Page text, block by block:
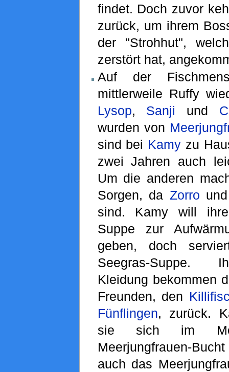
findet. Doch zuvor
zurück, um ihrem
der "Strohhut",
zerstört hat,
Auf der
mittlerweile Ruffy
Lysop, Sanji und
wurden von
sind bei Kamy zu
zwei Jahren auch
Um die anderen
Sorgen, da Zorro
sind. Kamy will
Suppe zur
geben, doch
Seegras-Suppe.
Kleidung bekommen
Freunden, den
Fünflingen, zurück.
sie sich im
Meerjungfrauen-
auch das